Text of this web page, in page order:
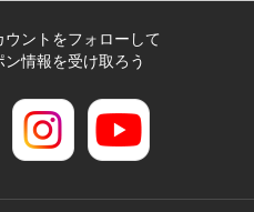
ントをフォローして
情報を受け取ろう